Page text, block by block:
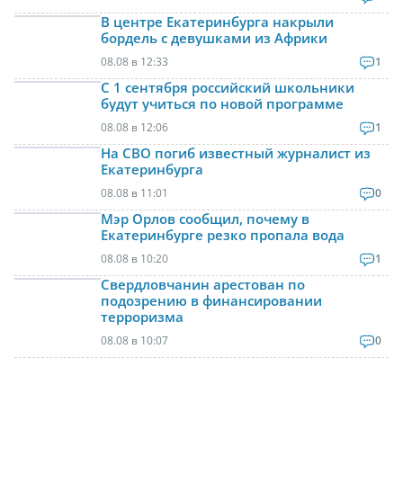
В центре Екатеринбурга накрыли
бордель с девушками из Африки
08.08 в 12:33 1
С 1 сентября российский школьники
будут учиться по новой программе
08.08 в 12:06 1
На СВО погиб известный журналист из
Екатеринбурга
08.08 в 11:01 0
Мэр Орлов сообщил, почему в
Екатеринбурге резко пропала вода
08.08 в 10:20 1
Свердловчанин арестован по
подозрению в финансировании
терроризма
08.08 в 10:07 0